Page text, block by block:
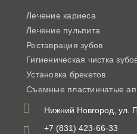
Нижний Новгород, ул.
+7 (831) 423-66-33
Лечение кариеса
Лечение пульпита
Реставрация зубов
Гигиеническая чистка
Установка брекетов
Съемные пластинчатые